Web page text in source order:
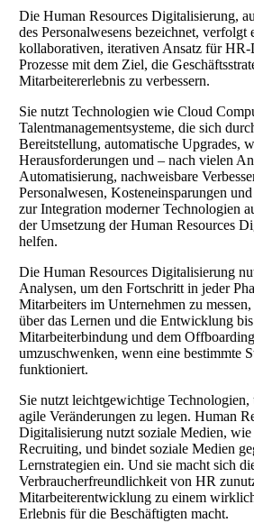
Die Human Resources Digitalisierung,
des Personalwesens bezeichnet, verfolgt
kollaborativen, iterativen Ansatz für HR-
Prozesse mit dem Ziel, die
Mitarbeitererlebnis zu verbessern.
Sie nutzt Technologien wie Cloud
Talentmanagementsysteme, die sich
Bereitstellung, automatische Upgrades,
Herausforderungen und – nach vielen
Automatisierung, nachweisbare
Personalwesen, Kosteneinsparungen
zur Integration moderner Technologien
der Umsetzung der Human Resources
helfen.
Die Human Resources Digitalisierung
Analysen, um den Fortschritt in jeder
Mitarbeiters im Unternehmen zu
über das Lernen und die Entwicklung
Mitarbeiterbindung und dem
umzuschwenken, wenn eine bestimmte
funktioniert.
Sie nutzt leichtgewichtige Technologien,
agile Veränderungen zu legen. Human
Digitalisierung nutzt soziale Medien,
Recruiting, und bindet soziale Medien
Lernstrategien ein. Und sie macht sich
Verbraucherfreundlichkeit von HR
Mitarbeiterentwicklung zu einem
Erlebnis für die Beschäftigten macht.